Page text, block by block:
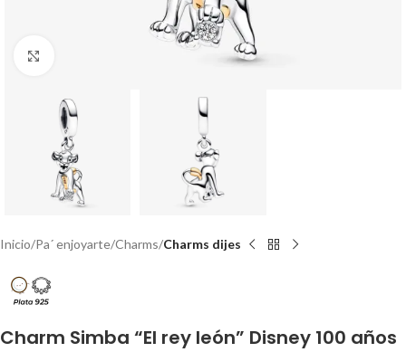
Inicio Pa´ enjoyarte Charms Charms dijes
Charm Simba “El rey león” Disney 100 años